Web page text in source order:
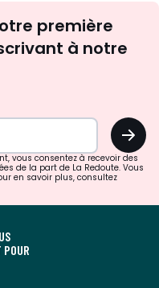
première
à notre
OK
vous consentez à recevoir des
de la part de La Redoute. Vous
en savoir plus, consultez